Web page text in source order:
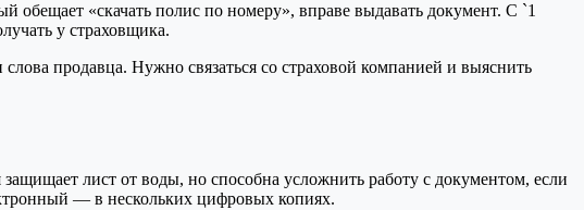
обещает «скачать полис по номеру», вправе выдавать документ. С `1
у страховщика.
продавца. Нужно связаться со страховой компанией и выяснить
лист от воды, но способна усложнить работу с документом, если
— в нескольких цифровых копиях.